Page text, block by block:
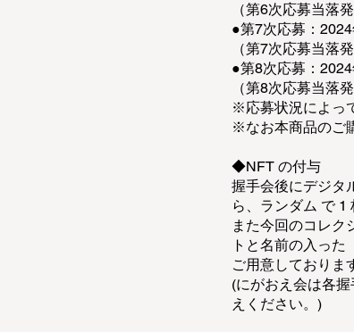
（第6次応募当落
●第7次応募：
（第7次応募当落
●第8次応募：
（第8次応募当落
※応募状況によっ
※なお本商品のご
◆NFT の付与
握手会後にデジタ
ら、ランダム で 1
また今回のコレク
トと名前の入っ
ご用意しておりま
(にがおえ会は各
えください。)